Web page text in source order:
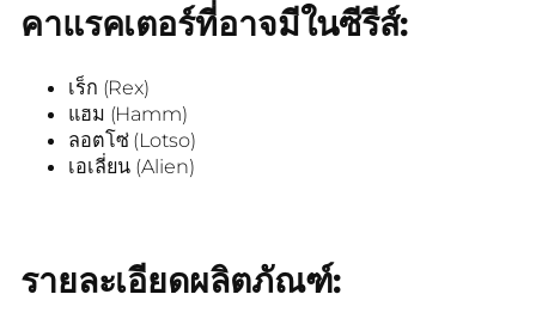
คาแรคเตอร์ที่อาจมีในซีรีส์:
เร็ก (Rex)
แฮม (Hamm)
ลอตโซ่ (Lotso)
เอเลี่ยน (Alien)
รายละเอียดผลิตภัณฑ์: